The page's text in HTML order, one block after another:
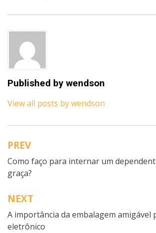
Published by wendson
View all posts by wendson
Navegação
de
artigos
PREV
Como faço para internar um
graça?
NEXT
A importância da embalagem amigável
eletrônico